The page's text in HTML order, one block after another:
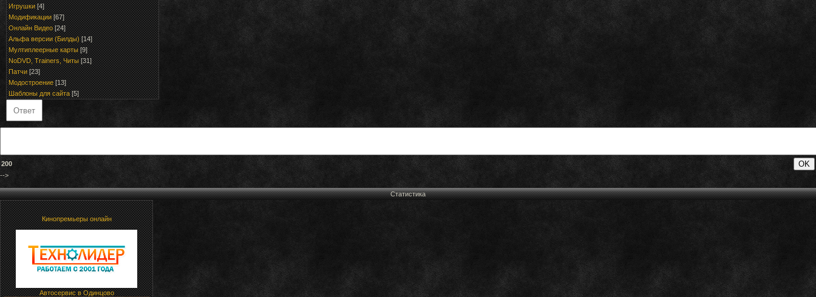
Игрушки [4]
Модификации [67]
Онлайн Видео [24]
Альфа версии (Билды) [14]
Мултиплеерные карты [9]
NoDVD, Trainers, Читы [31]
Патчи [23]
Модостроение [13]
Шаблоны для сайта [5]
200
-->
Статистика
Кинопремьеры онлайн
Автосервис в Одинцово